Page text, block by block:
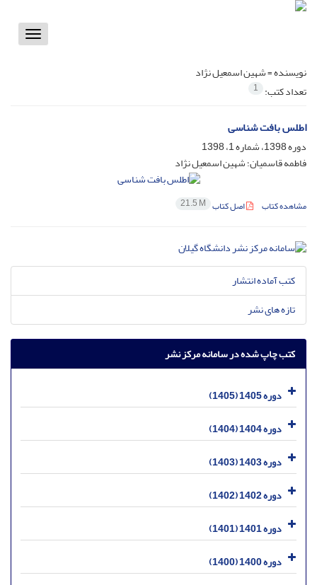
Toggle
نویسنده =شهین اسمعیل نژاد
تعداد کتب: 1
اطلس بافت شناسی
دوره 1398، شماره 1، 1398
فاطمه قاسمیان؛ شهین اسمعیل نژاد
مشاهده کتاب اصل کتاب 21.5 M
کتب آماده انتشار
تازه های نشر
کتب چاپ شده در سامانه مرکز نشر
دوره 1405 (1405)
دوره 1404 (1404)
دوره 1403 (1403)
دوره 1402 (1402)
دوره 1401 (1401)
دوره 1400 (1400)